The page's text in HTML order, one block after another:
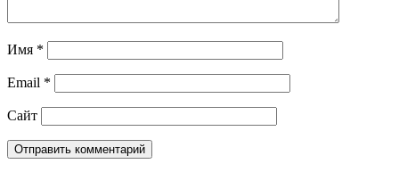
Имя *
Email *
Сайт